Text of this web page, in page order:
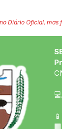
Diário Oficial,